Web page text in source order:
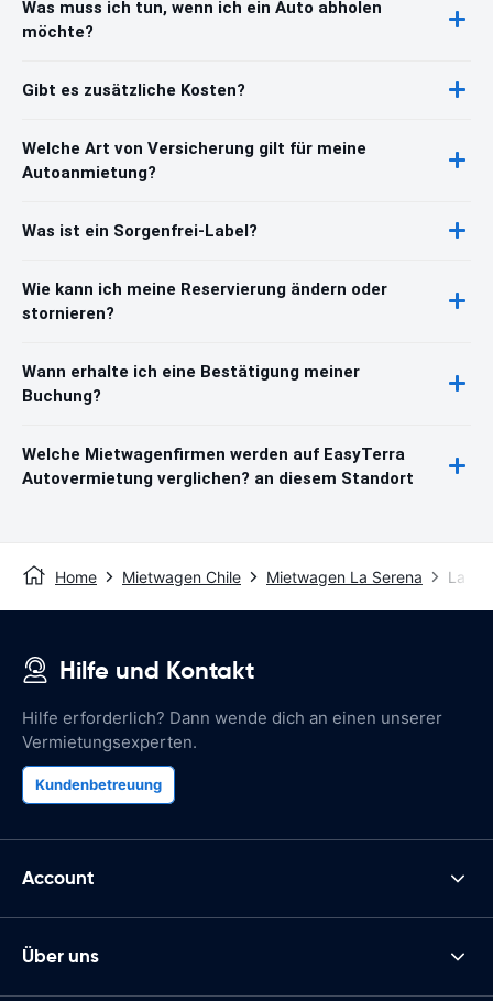
Was muss ich tun, wenn ich ein Auto abholen
möchte?
Gibt es zusätzliche Kosten?
Welche Art von Versicherung gilt für meine
Autoanmietung?
Was ist ein Sorgenfrei-Label?
Wie kann ich meine Reservierung ändern oder
stornieren?
Wann erhalte ich eine Bestätigung meiner
Buchung?
Welche Mietwagenfirmen werden auf EasyTerra
Autovermietung verglichen? an diesem Standort
Home Mietwagen Chile Mietwagen La Serena La
Hilfe und Kontakt
Hilfe erforderlich? Dann wende dich an einen unserer
Vermietungsexperten.
Kundenbetreuung
Account
Über uns